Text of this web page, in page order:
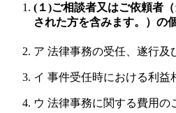
(１)ご相談者又はご依頼者
された方を含みます。）の
ア 法律事務の受任、遂行及
イ 事件受任時における利益
ウ 法律事務に関する費用の